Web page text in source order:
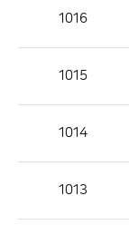
록
1016
1015
1014
1013